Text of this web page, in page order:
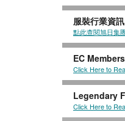
服裝行業資訊
點此查閱旭日集
EC
Click Here to
Legendary
Click Here to